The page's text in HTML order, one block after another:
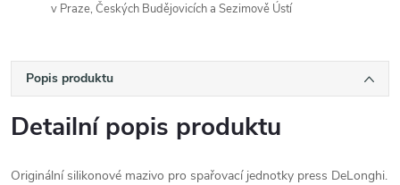
v Praze, Českých Budějovicích a Sezimově Ústí
Popis produktu
Detailní popis produktu
Originální silikonové mazivo pro spařovací jednotky press DeLonghi.